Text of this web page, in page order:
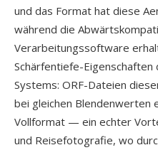
und das Format hat diese
während die
Verarbeitungssoftware
Schärfentiefe-
Systems: ORF-Dateien
bei gleichen Blendenwerten
Vollformat — ein echter
und Reisefotografie, wo